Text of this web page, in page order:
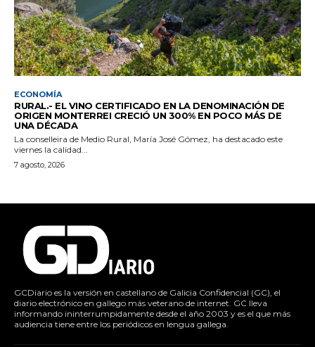
ECONOMÍA
RURAL.- EL VINO CERTIFICADO EN LA DENOMINACIÓN DE
ORIGEN MONTERREI CRECIÓ UN 300% EN POCO MÁS DE
UNA DÉCADA
La conselleira de Medio Rural, María José Gómez, ha destacado este
viernes la calidad...
7 agosto, 2026
GCDiario es la versión en castellano de Galicia Confidencial (GC), el
diario electrónico en gallego más veterano de internet. GC lleva
informando ininterrumpidamente desde el año 2003 y es el que más
audiencia tiene entre los periódicos en lengua gallega.